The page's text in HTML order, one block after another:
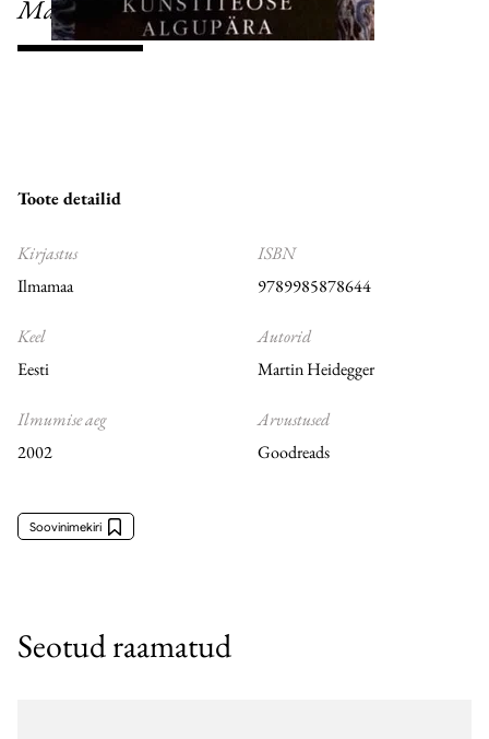
Martin Heidegger
Toote detailid
Kirjastus
Ilmamaa
Keel
Eesti
Ilmumise aeg
2002
ISBN
9789985878644
Autorid
Martin Heidegger
Arvustused
Goodreads
Soovinimekiri
Seotud raamatud